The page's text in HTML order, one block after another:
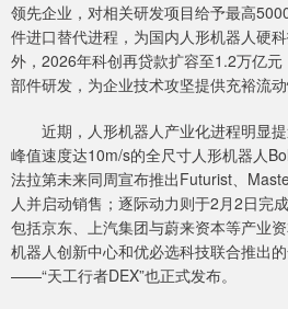
领先企业，对相关研发项目给予最高
件进口替代进程，为国内人形机器人硬
外，2026年科创再贷款扩容至1.2万亿
部件研发，为企业技术攻坚提供充裕流动
近期，人形机器人产业化进程明显提
峰值速度达10m/s的全尺寸人形机器人
法拉第未来同周宣布推出Futurist、
人并启动销售；逐际动力则于2月2日完
包括京东、上汽集团与蔚来资本等产业
机器人创新中心和优必选科技联合推出
——“天工行者DEX”也正式发布。